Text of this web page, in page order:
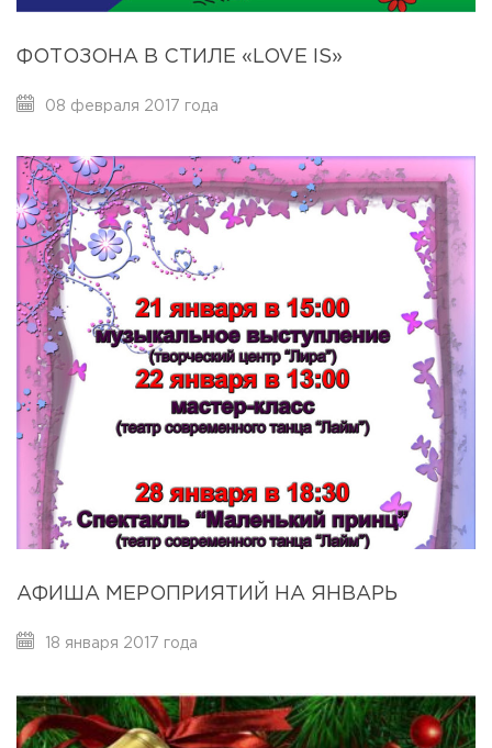
ФОТОЗОНА В СТИЛЕ «LOVE IS»
08 февраля 2017 года
АФИША МЕРОПРИЯТИЙ НА ЯНВАРЬ
18 января 2017 года